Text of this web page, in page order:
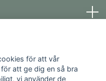
för att vår
att ge dig en så bra
vi använder de